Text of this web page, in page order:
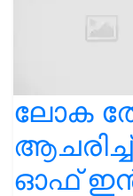
ലോക
ഓഫ്